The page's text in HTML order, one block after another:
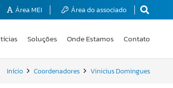
Área MEI Área do associado
Soluções Onde Estamos Contato
Início Coordenadores Vinicius Domingues